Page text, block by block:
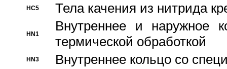
HC5 Тела качения из нитрида
HN1
Bнутреннее и наружное
термической обработкой
HN3 Внутреннее кольцо со